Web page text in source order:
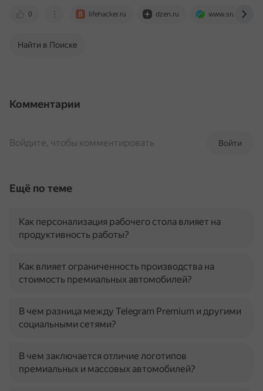
0 lifehacker.ru dzen.ru www.sravni.ru
Найти в Поиске
Комментарии
Войти
Войдите, чтобы комментировать
Ещё по теме
Как персонализация рабочего стола влияет на
продуктивность работы?
Как влияет ограниченность производства на
стоимость премиальных автомобилей?
В чем разница между Telegram Premium и другими
социальными сетями?
В чем заключается отличие логотипов
премиальных и массовых автомобилей?